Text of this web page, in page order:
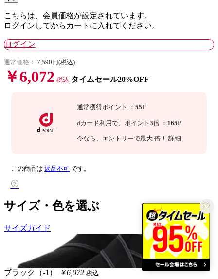
こちらは、会員価格が設定されています。
ログインしてからカートに入れてください。
ログイン
通常価格： 7,590円(税込)
￥6,072 税込 タイムセール20%OFF
通常獲得ポイント ： 55P
dカード利用で、 ポイント 3倍 ： 165P
今なら 、エントリーで最大 倍！ 詳細
この商品は 返品不可 です。
サイズ・色を選ぶ
サイズガイド
ブラック（-1） ￥6,072 税込